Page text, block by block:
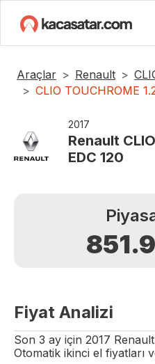
Araçlar Renault
CLIO TOUCHROME
2017
Renault
EDC 120
Fiyat Analizi
Son 3 ay için 2017 Renault
Otomatik ikinci el fiyatları